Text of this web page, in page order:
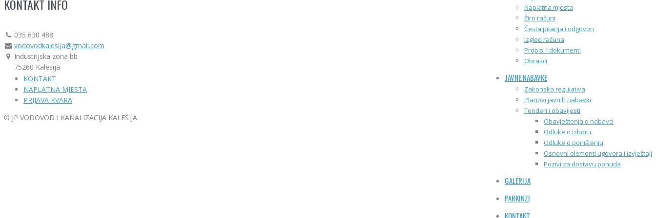
Naplatna mjesta
Žiro računi
Česta pitanja i odgovori
Izgled računa
Propisi i dokumenti
Obrasci
JAVNE NABAVKE
Zakonska regulativa
Planovi javnih nabavki
Tenderi i obavijesti
Obavještenja o nabavci
Odluke o izboru
Odluke o poništenju
Osnovni elementi ugovora i izvještaji
Pozivi za dostavu ponuda
GALERIJA
PARKINZI
KONTAKT
KONTAKT INFO
035 630 488
vodovodkalesija@gmail.com
Industrijska zona bb
75260 Kalesija
KONTAKT
NAPLATNA MJESTA
PRIJAVA KVARA
© JP VODOVOD I KANALIZACIJA KALESIJA